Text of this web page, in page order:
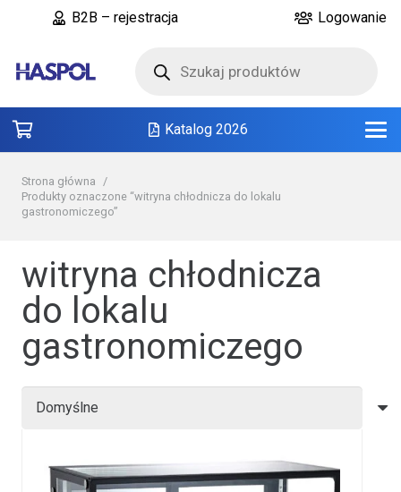
B2B – rejestracja Logowanie
produktów
Katalog 2026
Strona główna /
Produkty oznaczone “witryna chłodnicza do lokalu
gastronomiczego”
witryna chłodnicza
do lokalu
gastronomiczego